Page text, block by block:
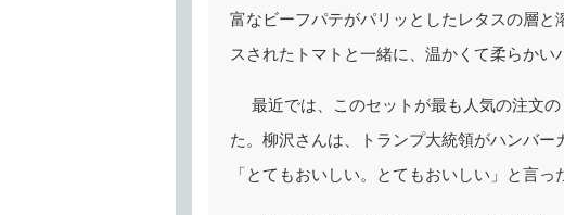
富なビーフパテがパリッとしたレタスの層
スされたトマトと一緒に、温かくて柔らかい
最近では、このセットが最も人気の注文
た。柳沢さんは、トランプ大統領がハンバ
「とてもおいしい。とてもおいしい」と言っ